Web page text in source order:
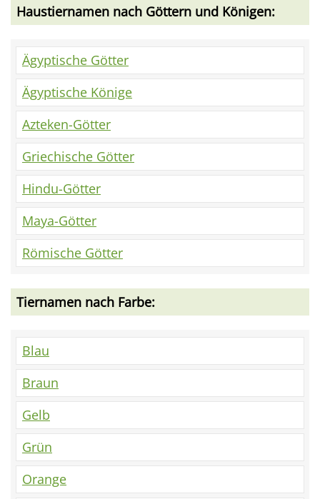
Haustiernamen nach Göttern und Königen:
Ägyptische Götter
Ägyptische Könige
Azteken-Götter
Griechische Götter
Hindu-Götter
Maya-Götter
Römische Götter
Tiernamen nach Farbe:
Blau
Braun
Gelb
Grün
Orange